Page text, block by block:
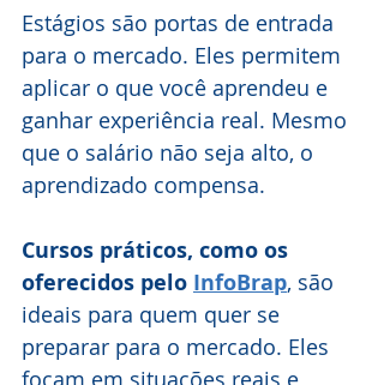
Estágios são portas de entrada
para o mercado. Eles permitem
aplicar o que você aprendeu e
ganhar experiência real. Mesmo
que o salário não seja alto, o
aprendizado compensa.
Cursos práticos, como os
oferecidos pelo InfoBrap, são
ideais para quem quer se
preparar para o mercado. Eles